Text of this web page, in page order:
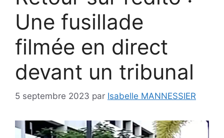
Une fusillade
filmée en direct
devant un tribunal
5 septembre 2023 par Isabelle MANNESSIER